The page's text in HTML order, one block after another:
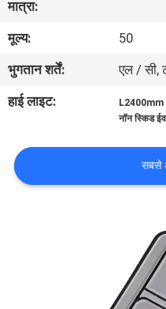
बारे
में
कारखाना
गुणवत्ता
मात्रा:
मूल्य:
50
भुगतान शर्तें:
एल / सी,
हाई लाइट:
L2400mm
नॉन स्किड
सबसे